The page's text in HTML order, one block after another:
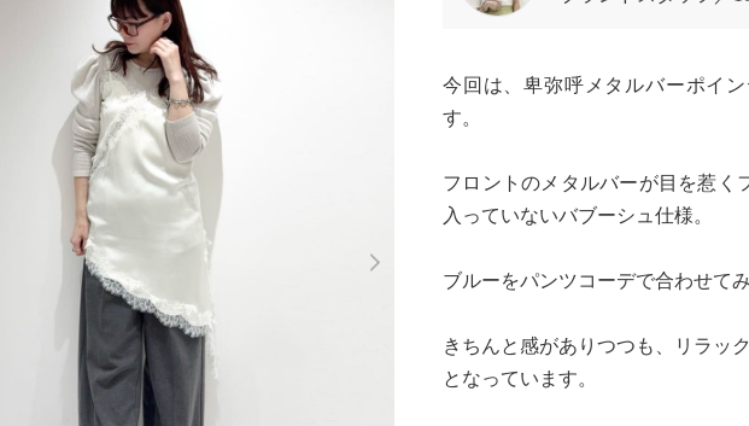
今回は、卑弥呼メタルバーポイ
す。
フロントのメタルバーが目を惹く
入っていないバブーシュ仕様。
ブルーをパンツコーデで合わせて
きちんと感がありつつも、リラッ
となっています。